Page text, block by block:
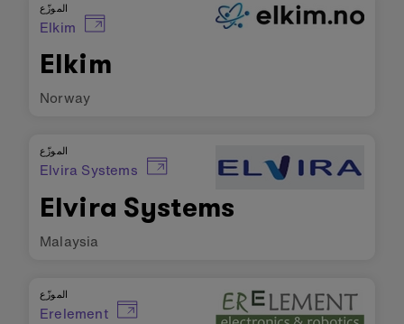
الموزّع
Elkim
Elkim
Norway
الموزّع
Elvira Systems
Elvira Systems
Malaysia
الموزّع
Erelement